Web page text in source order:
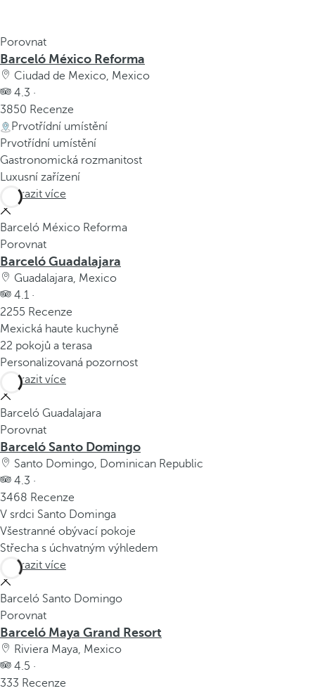
Porovnat
Barceló México Reforma
Ciudad de Mexico, Mexico
4.3 ·
3850 Recenze
Prvotřídní umístění
Prvotřídní umístění
Gastronomická rozmanitost
Luxusní zařízení
Zobrazit více
Barceló México Reforma
Porovnat
Barceló Guadalajara
Guadalajara, Mexico
4.1 ·
2255 Recenze
Mexická haute kuchyně
22 pokojů a terasa
Personalizovaná pozornost
Zobrazit více
Barceló Guadalajara
Porovnat
Barceló Santo Domingo
Santo Domingo, Dominican Republic
4.3 ·
3468 Recenze
V srdci Santo Dominga
Všestranné obývací pokoje
Střecha s úchvatným výhledem
Zobrazit více
Barceló Santo Domingo
Porovnat
Barceló Maya Grand Resort
Riviera Maya, Mexico
4.5 ·
333 Recenze